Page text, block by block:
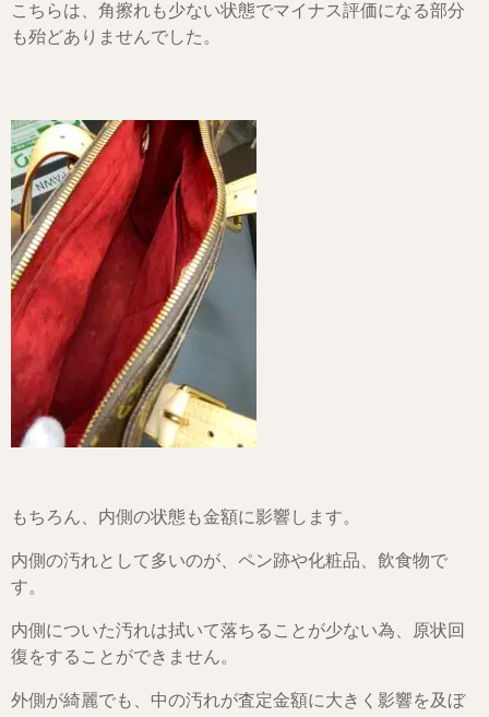
こちらは、角擦れも少ない状態でマイナス評価になる部分
も殆どありませんでした。
もちろん、内側の状態も金額に影響します。
内側の汚れとして多いのが、ペン跡や化粧品、飲食物で
す。
内側についた汚れは拭いて落ちることが少ない為、原状回
復をすることができません。
外側が綺麗でも、中の汚れが査定金額に大きく影響を及ぼ